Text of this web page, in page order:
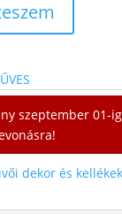
szeptember 01-
dekor és kellékek